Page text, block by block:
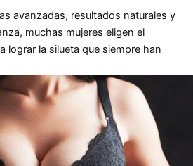
avanzadas, resultados naturales y
muchas mujeres eligen el
lograr la silueta que siempre han